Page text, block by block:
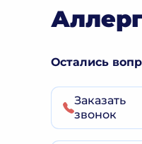
Остались
Заказать
звонок